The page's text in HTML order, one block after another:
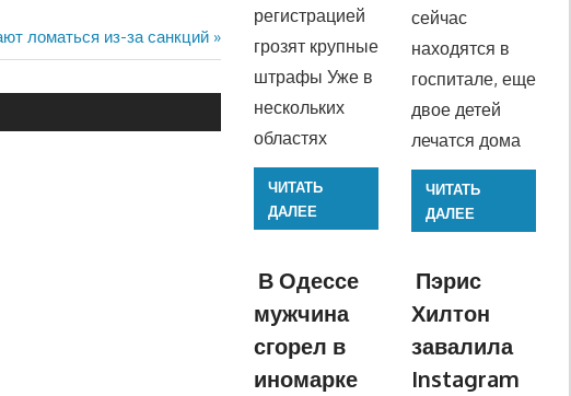
ломаться из-за санкций
регистрацией
грозят крупные
штрафы Уже в
нескольких
областях
ЧИТАТЬ
ДАЛЕЕ
сейчас
находятся в
госпитале, еще
двое детей
лечатся дома
ЧИТАТЬ
ДАЛЕЕ
В Одессе
мужчина
сгорел в
иномарке
Пэрис
Хилтон
завалила
Instagram